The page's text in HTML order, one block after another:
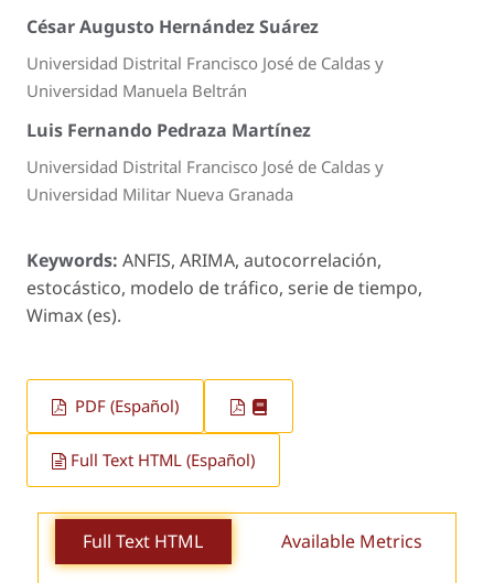
César Augusto Hernández Suárez
Universidad Distrital Francisco José de Caldas y
Universidad Manuela Beltrán
Luis Fernando Pedraza Martínez
Universidad Distrital Francisco José de Caldas y
Universidad Militar Nueva Granada
Keywords: ANFIS, ARIMA, autocorrelación,
estocástico, modelo de tráfico, serie de tiempo,
Wimax (es).
PDF (Español)
Full Text HTML (Español)
Full Text HTML Available Metrics